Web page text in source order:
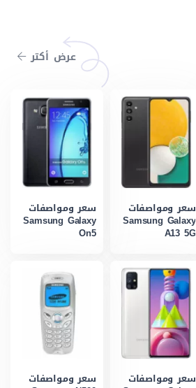
عرض أكتر
سعر ومواصفات
Samsung Galaxy
A13 5G
سعر ومواصفات
Samsung Galaxy
On5
سعر ومواصفات سعر ومواصفات